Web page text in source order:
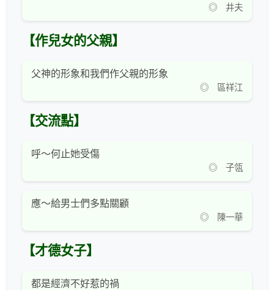
◎ 井夫
【作兒女的父親】
父神的形象和我們作父親的形象
◎ 區祥江
【交流點】
呼～何止她受傷
◎ 子瓴
應～給男士們多點關顧
◎ 陳一華
【才德女子】
都是經濟不好惹的禍